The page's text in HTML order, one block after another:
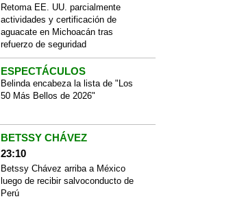
Retoma EE. UU. parcialmente
actividades y certificación de
aguacate en Michoacán tras
refuerzo de seguridad
ESPECTÁCULOS
Belinda encabeza la lista de "Los
50 Más Bellos de 2026"
BETSSY CHÁVEZ
23:10
Betssy Chávez arriba a México
luego de recibir salvoconducto de
Perú